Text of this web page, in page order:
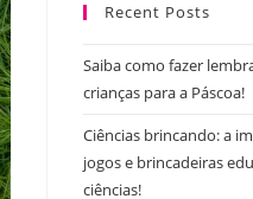
Recent Posts
Saiba como fazer
crianças para a Páscoa!
Ciências brincando: a
jogos e brincadeiras
ciências!